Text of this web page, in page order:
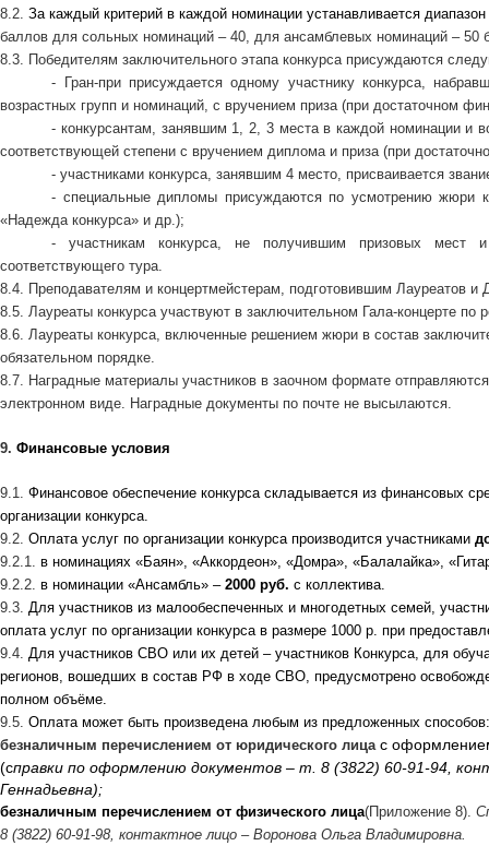
8.2. За каждый критерий в каждой номинации устанавливается
баллов для сольных номинаций – 40, для ансамблевых номинаций – 50
8.3. Победителям заключительного этапа конкурса присуждаются
- Гран-при присуждается одному участнику конкурса,
возрастных групп и номинаций, с вручением приза (при достаточном
- конкурсантам, занявшим 1, 2, 3 места в каждой номинации и
соответствующей степени с вручением диплома и приза (при
- участниками конкурса, занявшим 4 место, присваивается
- специальные дипломы присуждаются по усмотрению жюри
«Надежда конкурса» и др.);
- участникам конкурса, не получившим призовых мест
соответствующего тура.
8.4. Преподавателям и концертмейстерам, подготовившим Лауреатов
8.5. Лауреаты конкурса участвуют в заключительном Гала-концерте
8.6. Лауреаты конкурса, включенные решением жюри в состав
обязательном порядке.
8.7. Наградные материалы участников в заочном формате
электронном виде. Наградные документы по почте не высылаются.
9. Финансовые условия
9.1. Финансовое обеспечение конкурса складывается из финансовых
организации конкурса.
9.2. Оплата услуг по организации конкурса производится участниками
9.2.1. в номинациях «Баян», «Аккордеон», «Домра», «Балалайка»,
9.2.2. в номинации «Ансамбль» – 2000 руб. с коллектива.
9.3. Для участников из малообеспеченных и многодетных семей,
оплата услуг по организации конкурса в размере 1000 р. при
9.4. Для участников СВО или их детей – участников Конкурса, для
регионов, вошедших в состав РФ в ходе СВО, предусмотрено
полном объёме.
9.5. Оплата может быть произведена любым из предложенных способов:
безналичным перечислением от юридического лица с
(справки по оформлению документов – т. 8 (3822) 60-91-94,
Геннадьевна);
безналичным перечислением от физического лица(Приложение 8).
8 (3822) 60-91-98, контактное лицо – Воронова Ольга Владимировна.